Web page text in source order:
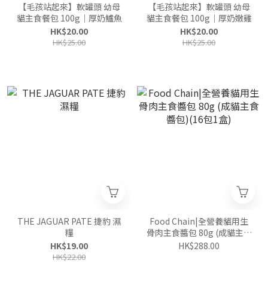
【毛孩站起來】軟罐頭 幼母
貓主食餐包 100g｜厚奶鱸魚
HK$20.00
HK$25.00
【毛孩站起來】軟罐頭 幼母
貓主食餐包 100g｜厚奶嫩雞
HK$20.00
HK$25.00
THE JAGUAR PATE 捷豹 濕
糧
HK$19.00
HK$22.00
Food Chain|全營養貓用生
骨肉主食醬包 80g (成貓主食
醬包)(16包1盒)
HK$288.00